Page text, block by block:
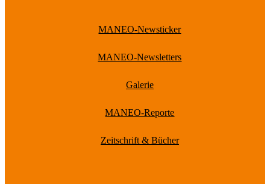
MANEO-Newsticker
MANEO-Newsletters
Galerie
MANEO-Reporte
Zeitschrift & Bücher